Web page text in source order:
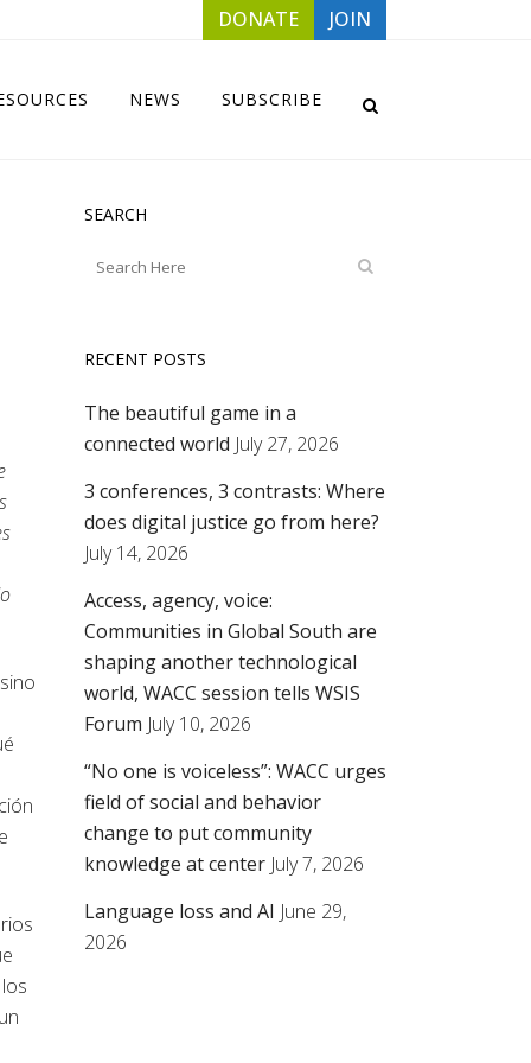
DONATE JOIN
NEWS SUBSCRIBE
SEARCH
RECENT POSTS
The beautiful game in a
connected world July 27, 2026
3 conferences, 3 contrasts: Where
does digital justice go from here?
July 14, 2026
Access, agency, voice:
Communities in Global South are
shaping another technological
world, WACC session tells WSIS
Forum July 10, 2026
“No one is voiceless”: WACC urges
field of social and behavior
change to put community
knowledge at center July 7, 2026
Language loss and AI June 29,
2026